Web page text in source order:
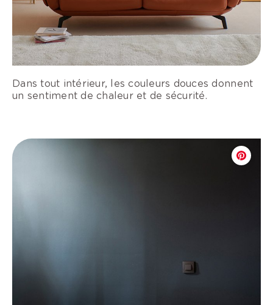
Dans tout intérieur, les couleurs douces donnent
un sentiment de chaleur et de sécurité.